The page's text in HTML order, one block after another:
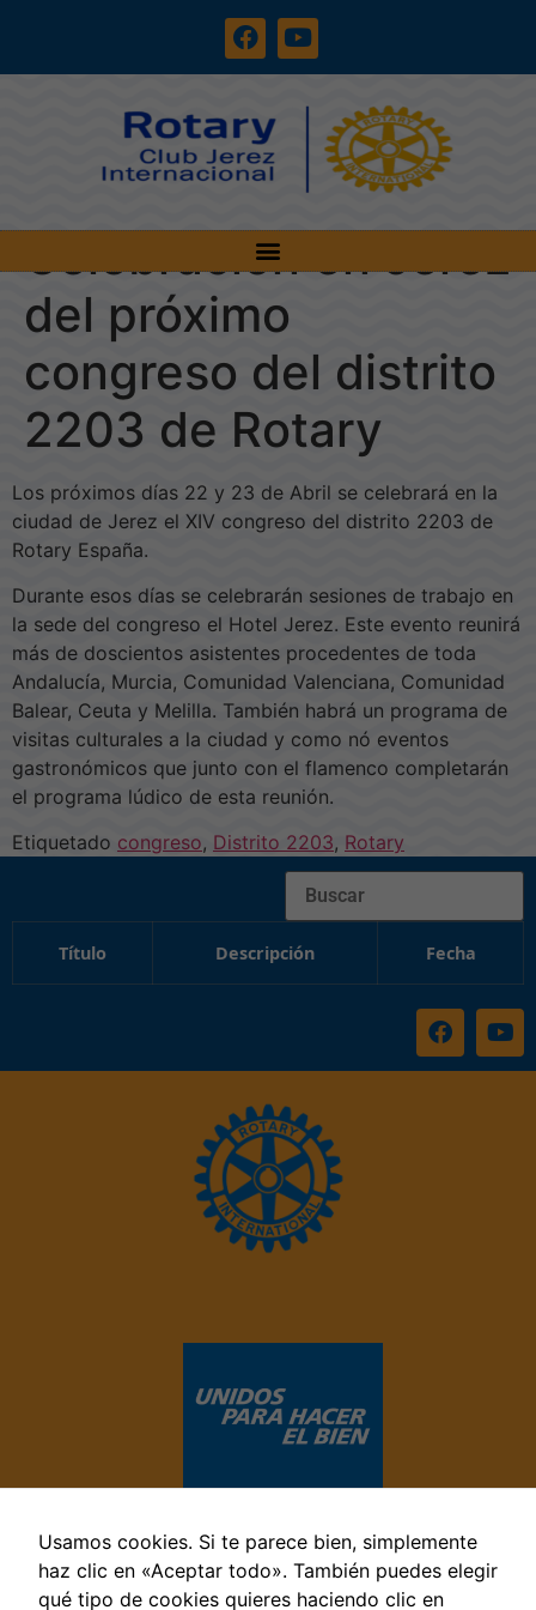
Celebración en Jerez
del próximo
congreso del distrito
2203 de Rotary
Los próximos días 22 y 23 de Abril se celebrará en la
ciudad de Jerez el XIV congreso del distrito 2203 de
Rotary España.
Durante esos días se celebrarán sesiones de trabajo en
la sede del congreso el Hotel Jerez. Este evento reunirá
más de doscientos asistentes procedentes de toda
Andalucía, Murcia, Comunidad Valenciana, Comunidad
Balear, Ceuta y Melilla. También habrá un programa de
visitas culturales a la ciudad y como nó eventos
gastronómicos que junto con el flamenco completarán
el programa lúdico de esta reunión.
Etiquetado congreso, Distrito 2203, Rotary
Buscar
Título Descripción Fecha
Usamos cookies. Si te parece bien, simplemente
haz clic en «Aceptar todo». También puedes elegir
qué tipo de cookies quieres haciendo clic en